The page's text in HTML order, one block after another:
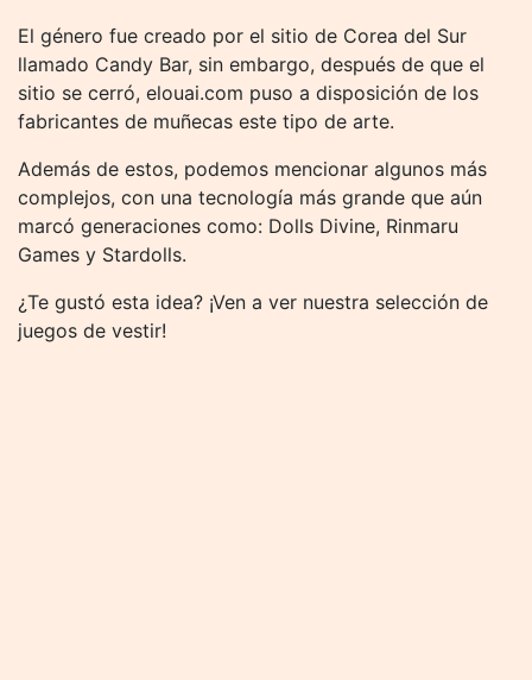
El género fue creado por el sitio de Corea del Sur
llamado Candy Bar, sin embargo, después de que el
sitio se cerró, elouai.com puso a disposición de los
fabricantes de muñecas este tipo de arte.
Además de estos, podemos mencionar algunos más
complejos, con una tecnología más grande que aún
marcó generaciones como: Dolls Divine, Rinmaru
Games y Stardolls.
¿Te gustó esta idea? ¡Ven a ver nuestra selección de
juegos de vestir!